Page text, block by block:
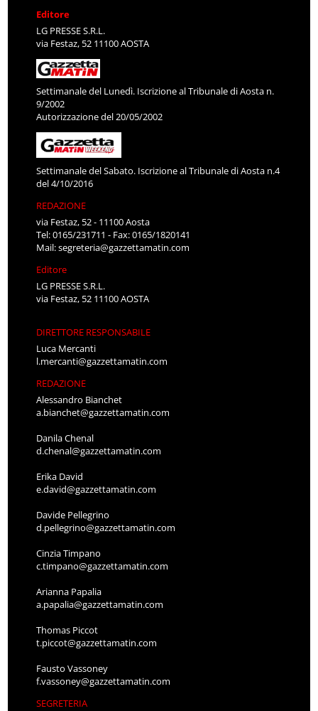
Editore
LG PRESSE S.R.L.
via Festaz, 52 11100 AOSTA
Settimanale del Lunedì. Iscrizione al Tribunale di Aosta n.
9/2002
Autorizzazione del 20/05/2002
Settimanale del Sabato. Iscrizione al Tribunale di Aosta n.4
del 4/10/2016
REDAZIONE
via Festaz, 52 - 11100 Aosta
Tel: 0165/231711 - Fax: 0165/1820141
Mail:segreteria@gazzettamatin.com
Editore
LG PRESSE S.R.L.
via Festaz, 52 11100 AOSTA
DIRETTORE RESPONSABILE
Luca Mercanti
l.mercanti@gazzettamatin.com
REDAZIONE
Alessandro Bianchet
a.bianchet@gazzettamatin.com
Danila Chenal
d.chenal@gazzettamatin.com
Erika David
e.david@gazzettamatin.com
Davide Pellegrino
d.pellegrino@gazzettamatin.com
Cinzia Timpano
c.timpano@gazzettamatin.com
Arianna Papalia
a.papalia@gazzettamatin.com
Thomas Piccot
t.piccot@gazzettamatin.com
Fausto Vassoney
f.vassoney@gazzettamatin.com
SEGRETERIA